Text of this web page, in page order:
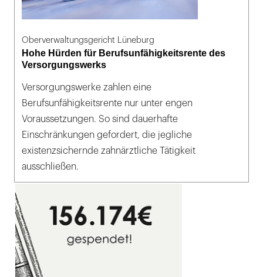
Oberverwaltungsgericht Lüneburg
Hohe Hürden für Berufsunfähigkeitsrente des
Versorgungswerks
Versorgungswerke zahlen eine
Berufsunfähigkeitsrente nur unter engen
Voraussetzungen. So sind dauerhafte
Einschränkungen gefordert, die jegliche
existenzsichernde zahnärztliche Tätigkeit
ausschließen.